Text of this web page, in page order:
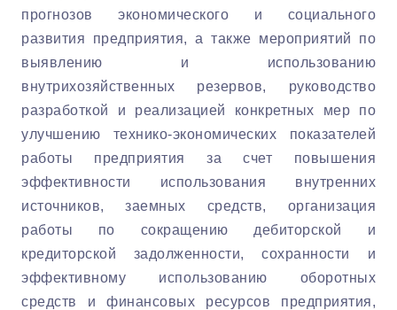
прогнозов экономического и социального
развития предприятия, а также мероприятий по
выявлению и использованию
внутрихозяйственных резервов, руководство
разработкой и реализацией конкретных мер по
улучшению технико-экономических показателей
работы предприятия за счет повышения
эффективности использования внутренних
источников, заемных средств, организация
работы по сокращению дебиторской и
кредиторской задолженности, сохранности и
эффективному использованию оборотных
средств и финансовых ресурсов предприятия,